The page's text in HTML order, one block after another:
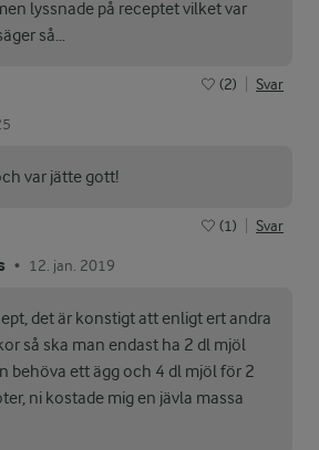
lyssnade på receptet vilket var
så…
(2) Svar
var jätte gott!
(1) Svar
• 12. jan. 2019
det är konstigt att enligt ert andra
så ska man endast ha 2 dl mjöl
behöva ett ägg och 4 dl mjöl för 2
ni kostade mig en jävla massa